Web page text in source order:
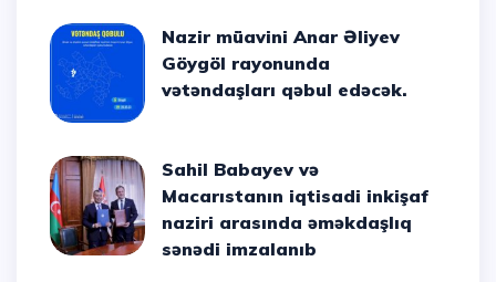
Nazir müavini Anar Əliyev
Göygöl rayonunda
vətəndaşları qəbul edəcək.
Sahil Babayev və
Macarıstanın iqtisadi inkişaf
naziri arasında əməkdaşlıq
sənədi imzalanıb